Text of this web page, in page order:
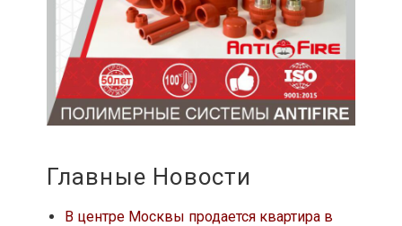
Главные Новости
В центре Москвы продается квартира в